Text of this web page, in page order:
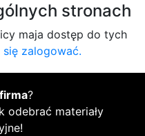
stronach
maja dostęp do tych
się zalogować.
?
odebrać materiały